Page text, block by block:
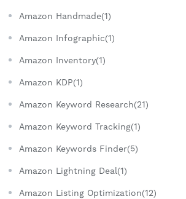
Amazon Handmade(1)
Amazon Infographic(1)
Amazon Inventory(1)
Amazon KDP(1)
Amazon Keyword Research(21)
Amazon Keyword Tracking(1)
Amazon Keywords Finder(5)
Amazon Lightning Deal(1)
Amazon Listing Optimization(12)